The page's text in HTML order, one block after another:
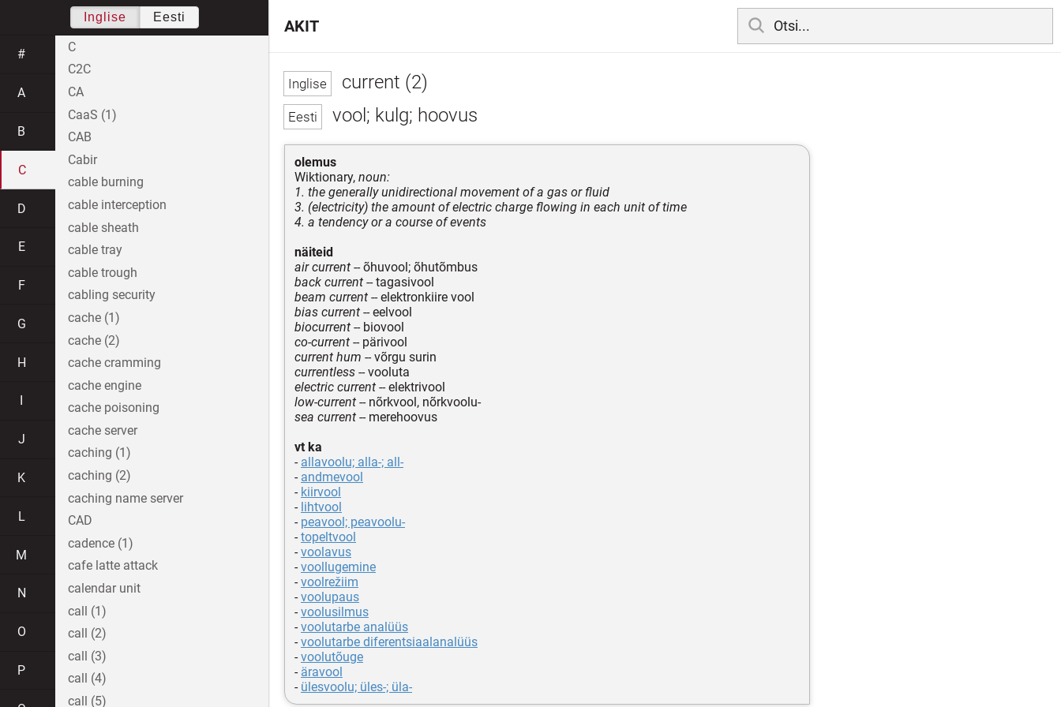
current (2)
vool; kulg; hoovus
olemus
Wiktionary, noun:
1. the generally unidirectional movement of a gas or fluid
3. (electricity) the amount of electric charge flowing in each unit of time
4. a tendency or a course of events
näiteid
air current -- õhuvool; õhutõmbus
back current -- tagasivool
beam current -- elektronkiire vool
bias current -- eelvool
biocurrent -- biovool
co-current -- pärivool
current hum -- võrgu surin
currentless -- vooluta
electric current -- elektrivool
low-current -- nõrkvool, nõrkvoolu-
sea current -- merehoovus
vt ka
- allavoolu; alla-; all-
- andmevool
- kiirvool
- lihtvool
- peavool; peavoolu-
-topeltvool
-voolavus
-voollugemine
-voolrežiim
-voolupaus
-voolusilmus
-voolutarbe analüüs
-voolutarbe diferentsiaalanalüüs
-voolutõuge
- äravool
- ülesvoolu; üles-; üla-
AKIT
Inglise Eesti
#
A
B
C
D
E
F
G
H
J
K
L
M
N
O
P
C
C2C
CA
CaaS (1)
CAB
Cabir
cable burning
cable interception
cable sheath
cable tray
cable trough
cabling security
cache (1)
cache (2)
cache cramming
cache engine
cache poisoning
cache server
caching (1)
caching (2)
caching name server
CAD
cadence (1)
cafe latte attack
calendar unit
call (1)
call (2)
call (3)
call (4)
call (5)